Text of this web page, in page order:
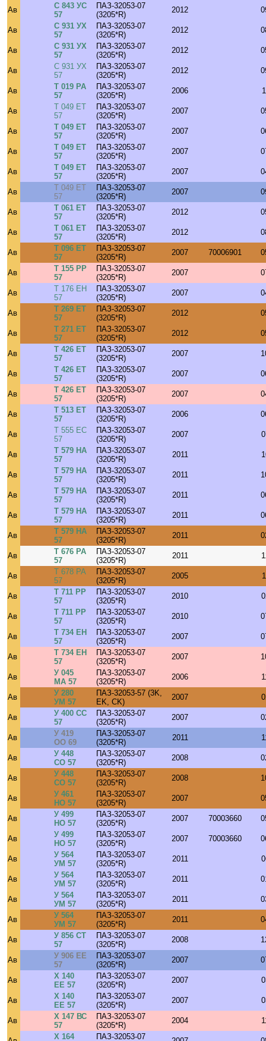
Ав
С 843 УС
57
ПАЗ-32053-07
(3205*R)
2012
Ав
С 931 УХ
57
ПАЗ-32053-07
(3205*R)
2012
Ав
С 931 УХ
57
ПАЗ-32053-07
(3205*R)
2012
Ав
С 931 УХ
57
ПАЗ-32053-07
(3205*R)
2012
Ав
Т 019 РА
57
ПАЗ-32053-07
(3205*R)
2006
Ав
Т 049 ЕТ
57
ПАЗ-32053-07
(3205*R)
2007
Ав
Т 049 ЕТ
57
ПАЗ-32053-07
(3205*R)
2007
Ав
Т 049 ЕТ
57
ПАЗ-32053-07
(3205*R)
2007
Ав
Т 049 ЕТ
57
ПАЗ-32053-07
(3205*R)
2007
Ав
Т 049 ЕТ
57
ПАЗ-32053-07
(3205*R)
2007
Ав
Т 061 ЕТ
57
ПАЗ-32053-07
(3205*R)
2012
Ав
Т 061 ЕТ
57
ПАЗ-32053-07
(3205*R)
2012
Ав
Т 096 ЕТ
57
ПАЗ-32053-07
(3205*R)
2007 70006901
Ав
Т 155 РР
57
ПАЗ-32053-07
(3205*R)
2007
Ав
Т 176 ЕН
57
ПАЗ-32053-07
(3205*R)
2007
Ав
Т 269 ЕТ
57
ПАЗ-32053-07
(3205*R)
2012
Ав
Т 271 ЕТ
57
ПАЗ-32053-07
(3205*R)
2012
Ав
Т 426 ЕТ
57
ПАЗ-32053-07
(3205*R)
2007
Ав
Т 426 ЕТ
57
ПАЗ-32053-07
(3205*R)
2007
Ав
Т 426 ЕТ
57
ПАЗ-32053-07
(3205*R)
2007
Ав
Т 513 ЕТ
57
ПАЗ-32053-07
(3205*R)
2006
Ав
Т 555 ЕС
57
ПАЗ-32053-07
(3205*R)
2007
Ав
Т 579 НА
57
ПАЗ-32053-07
(3205*R)
2011
Ав
Т 579 НА
57
ПАЗ-32053-07
(3205*R)
2011
Ав
Т 579 НА
57
ПАЗ-32053-07
(3205*R)
2011
Ав
Т 579 НА
57
ПАЗ-32053-07
(3205*R)
2011
Ав
Т 579 НА
57
ПАЗ-32053-07
(3205*R)
2011
Ав
Т 676 РА
57
ПАЗ-32053-07
(3205*R)
2011
Ав
Т 678 РА
57
ПАЗ-32053-07
(3205*R)
2005
Ав
Т 711 РР
57
ПАЗ-32053-07
(3205*R)
2010
Ав
Т 711 РР
57
ПАЗ-32053-07
(3205*R)
2010
Ав
Т 734 ЕН
57
ПАЗ-32053-07
(3205*R)
2007
Ав
Т 734 ЕН
57
ПАЗ-32053-07
(3205*R)
2007
Ав
У 045
МА 57
ПАЗ-32053-07
(3205*R)
2006
Ав
У 280
УМ 57
ПАЗ-32053-57 (3K,
EK, CK)
2007
Ав
У 400 СС
57
ПАЗ-32053-07
(3205*R)
2007
Ав
У 419
ОО 69
ПАЗ-32053-07
(3205*R)
2011
Ав
У 448
СО 57
ПАЗ-32053-07
(3205*R)
2008
Ав
У 448
СО 57
ПАЗ-32053-07
(3205*R)
2008
Ав
У 461
НО 57
ПАЗ-32053-07
(3205*R)
2007
Ав
У 499
НО 57
ПАЗ-32053-07
(3205*R)
2007 70003660
Ав
У 499
НО 57
ПАЗ-32053-07
(3205*R)
2007 70003660
Ав
У 564
УМ 57
ПАЗ-32053-07
(3205*R)
2011
Ав
У 564
УМ 57
ПАЗ-32053-07
(3205*R)
2011
Ав
У 564
УМ 57
ПАЗ-32053-07
(3205*R)
2011
Ав
У 564
УМ 57
ПАЗ-32053-07
(3205*R)
2011
Ав
У 856 СТ
57
ПАЗ-32053-07
(3205*R)
2008
Ав
У 906 ЕЕ
57
ПАЗ-32053-07
(3205*R)
2007
Ав
Х 140
ЕЕ 57
ПАЗ-32053-07
(3205*R)
2007
Ав
Х 140
ЕЕ 57
ПАЗ-32053-07
(3205*R)
2007
Ав
Х 147 ВС
57
ПАЗ-32053-07
(3205*R)
2004
Х 164
ПАЗ-32053-07